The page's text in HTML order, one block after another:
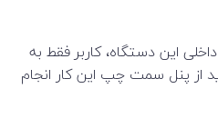
این دستگاه، کاربر فقط به
از پنل سمت چپ این کار انجام